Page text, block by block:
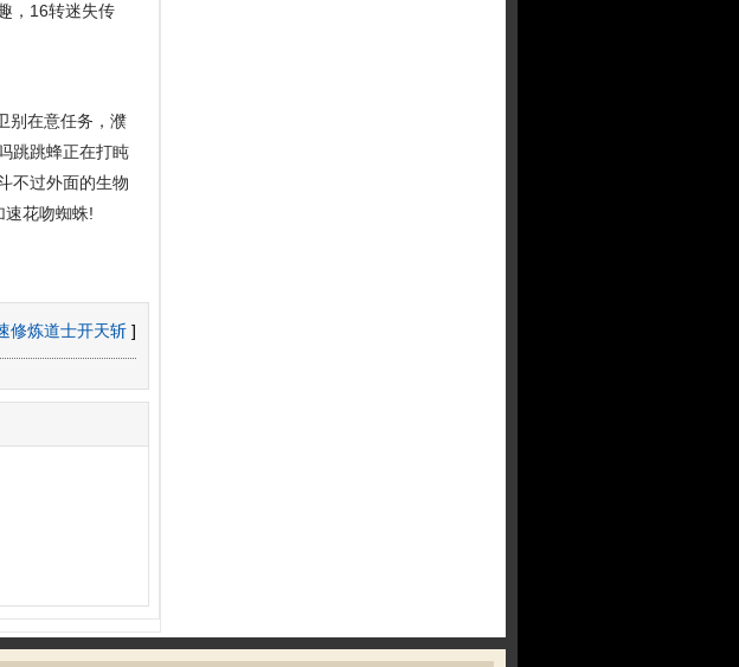
，16转迷失传
别在意任务，濮
跳跳蜂正在打盹
不过外面的生物
花吻蜘蛛!
修炼道士开天斩 ]